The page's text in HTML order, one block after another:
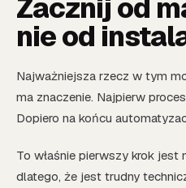
Zacznij od
nie od
Najważniejsza rzecz w tym
ma znaczenie. Najpierw
Dopiero na końcu
To właśnie pierwszy krok jest
dlatego, że jest trudny